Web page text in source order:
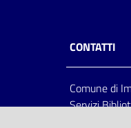
CONTATTI
Comune di
Servizi